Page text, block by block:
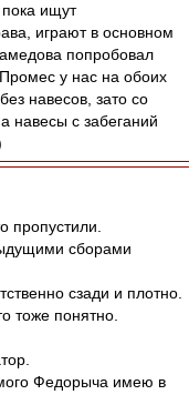
ищут
играют в основном
попробовал
у нас на обоих
навесов, зато со
навесы с забеганий
пропустили.
сборами
сзади и плотно.
тоже понятно.
Федорыча имею в